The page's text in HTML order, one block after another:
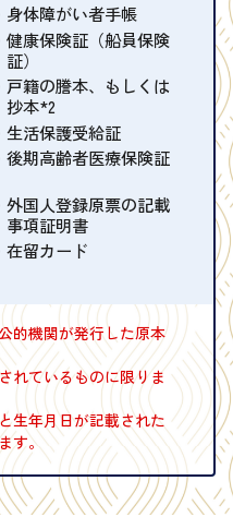
身体障がい者手帳
健康保険証（船員保険
証）
戸籍の謄本、もしくは
抄本*2
生活保護受給証
後期高齢者医療保険証
外国人登録原票の記載
事項証明書
在留カード
的機関が発行した原本
れているものに限りま
生年月日が記載された
す。